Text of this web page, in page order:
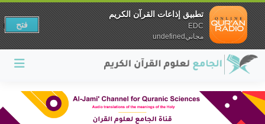
تطبيق إذاعات القرآن الكريم
EDC
مجانيundefined
فتح